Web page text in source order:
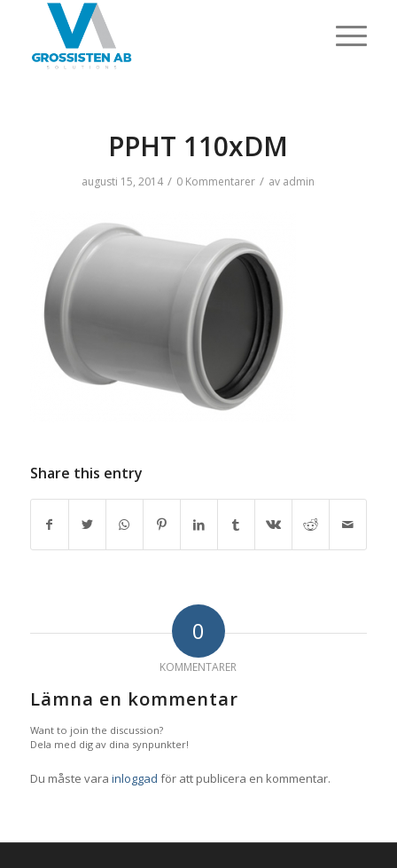
PPHT 110xDM
augusti 15, 2014 / 0 Kommentarer / av admin
Share this entry
0
KOMMENTARER
Lämna en kommentar
Want to join the discussion?
Dela med dig av dina synpunkter!
Du måste vara inloggad för att publicera en kommentar.